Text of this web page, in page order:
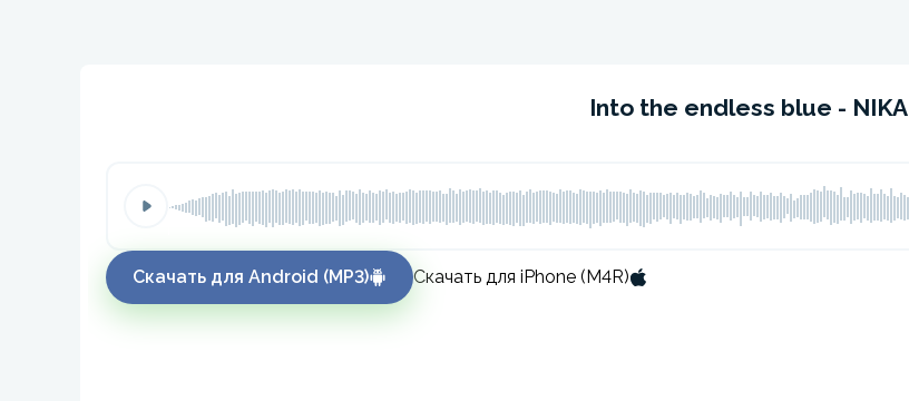
Into the endless blue - NIKA
Скачать для Android (MP3) Скачать для iPhone (M4R)